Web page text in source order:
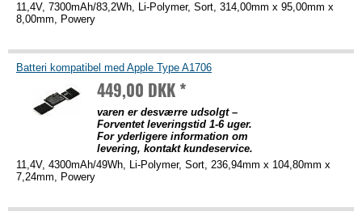
11,4V, 7300mAh/83,2Wh, Li-Polymer, Sort, 314,00mm x 95,00mm x
8,00mm, Powery
Batteri kompatibel med Apple Type A1706
449,00 DKK *
varen er desværre udsolgt –
Forventet leveringstid 1-6 uger.
For yderligere information om
levering, kontakt kundeservice.
11,4V, 4300mAh/49Wh, Li-Polymer, Sort, 236,94mm x 104,80mm x
7,24mm, Powery